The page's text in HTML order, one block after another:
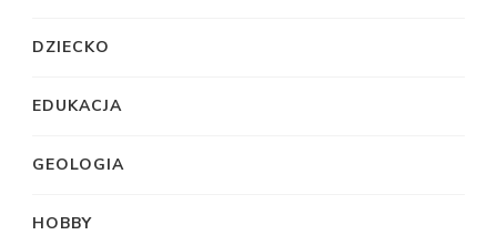
DZIECKO
EDUKACJA
GEOLOGIA
HOBBY